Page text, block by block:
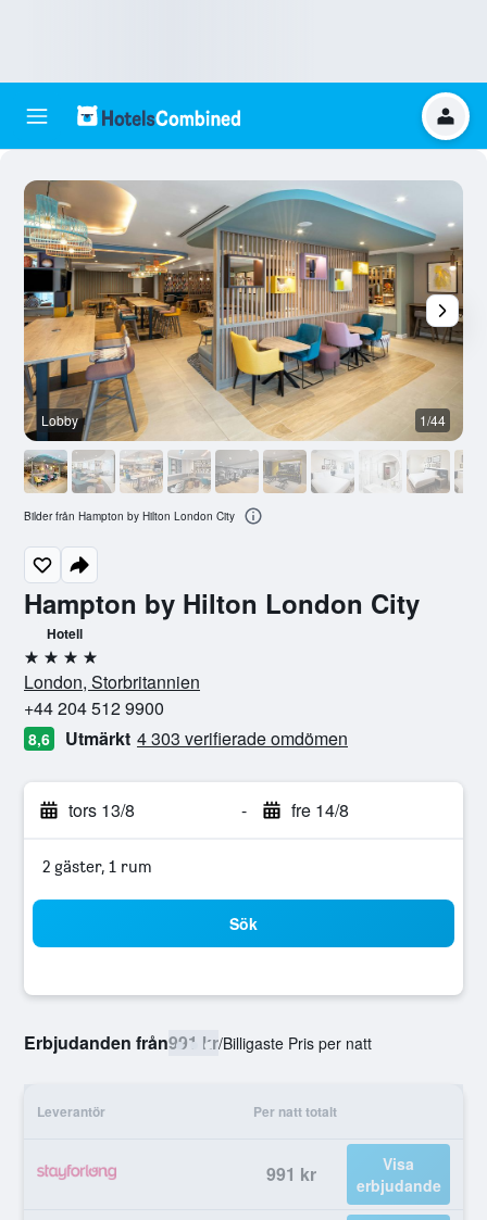
Hampton by Hilton London City
Hotell
4 stjärnor
London, Storbritannien
+44 204 512 9900
8,6 Utmärkt 4 303 verifierade omdömen
tors 13/8 - fre 14/8
2 gäster, 1 rum
Sök
Erbjudanden från991 kr/Billigaste Pris per natt
Leverantör Per natt totalt
991 kr
Visa
erbjudande
Lobby 1/44
Bilder från Hampton by Hilton London City